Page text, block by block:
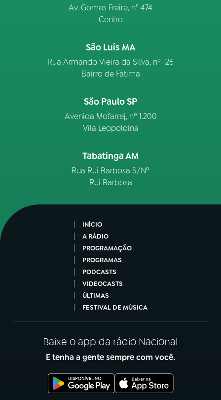
Av. Gomes Freire, n° 474
Centro
São Luís MA
Rua Armando Vieira da Silva, nº 126
Bairro de Fátima
São Paulo SP
Avenida Mofarrej, nº 1.200
Vila Leopoldina
Tabatinga AM
Rua Rui Barbosa S/Nº
Rui Barbosa
INÍCIO
A RÁDIO
PROGRAMAÇÃO
PROGRAMAS
PODCASTS
VIDEOCASTS
ÚLTIMAS
FESTIVAL DE MÚSICA
Baixe o app da rádio Nacional
E tenha a gente sempre com você.